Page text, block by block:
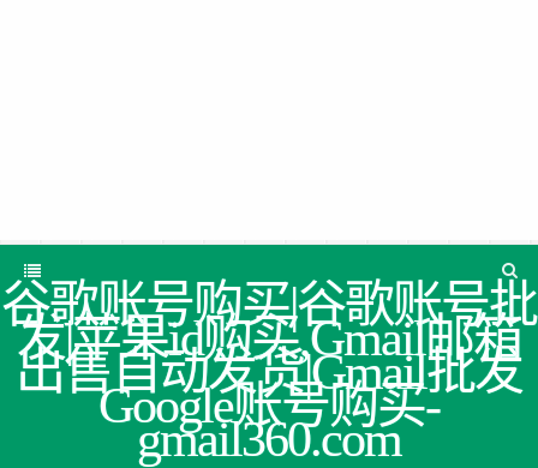
谷歌账号购买|谷歌账号批
发|苹果id购买,Gmail邮箱
出售自动发货|Gmail批发
Google账号购买-
gmail360.com